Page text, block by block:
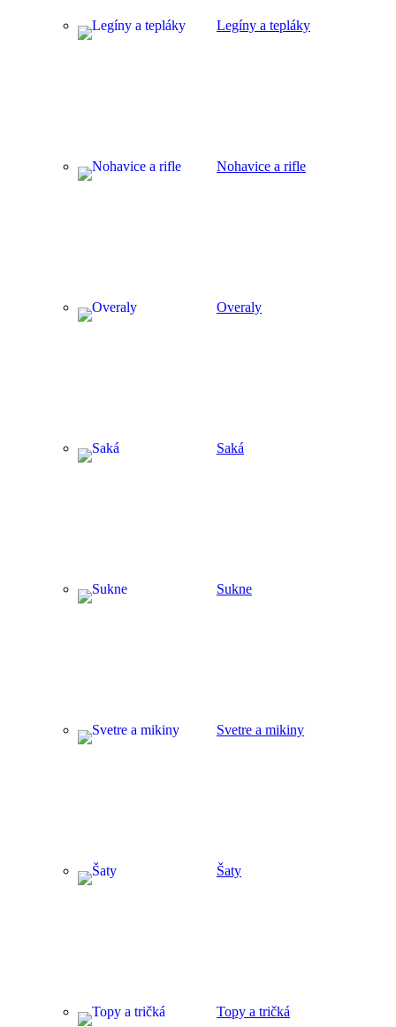
Legíny a tepláky
Nohavice a rifle
Overaly
Saká
Sukne
Svetre a mikiny
Šaty
Topy a tričká